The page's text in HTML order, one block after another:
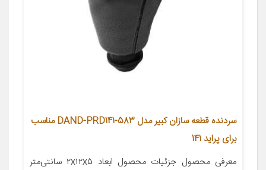
سردنده قطعه سازان کبیر مدل DAND-PRD141-583 مناسب
برای پراید 141
معرفی محصول جزئیات محصول ابعاد ۲x۱۲x۵ سانتی‌متر